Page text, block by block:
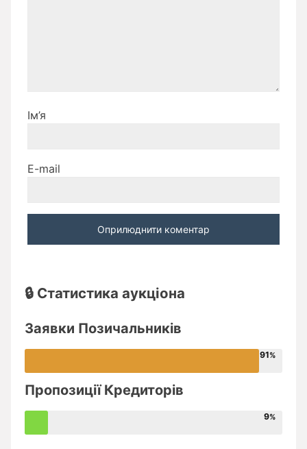
Ім’я
E-mail
🔒 Статистика аукціона
Заявки Позичальників
91
Пропозиції Кредиторів
9